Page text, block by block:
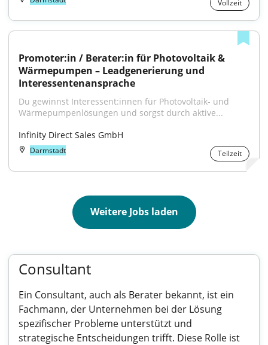
Vollzeit
Promoter:in / Berater:in für Photovoltaik &
Wärmepumpen – Leadgenerierung und
Interessentenansprache
Du gewinnst Interessent:innen für Photovoltaik- und
Wärmepumpenlösungen und sorgst durch aktive...
Infinity Direct Sales GmbH
Darmstadt Teilzeit
Weitere Jobs laden
Consultant
Ein Consultant, auch als Berater bekannt, ist ein
Fachmann, der Unternehmen bei der Lösung
spezifischer Probleme unterstützt und
strategische Entscheidungen trifft. Diese Rolle ist